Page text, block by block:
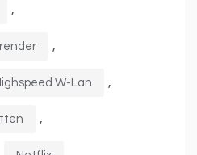
,
,
W-Lan ,
,